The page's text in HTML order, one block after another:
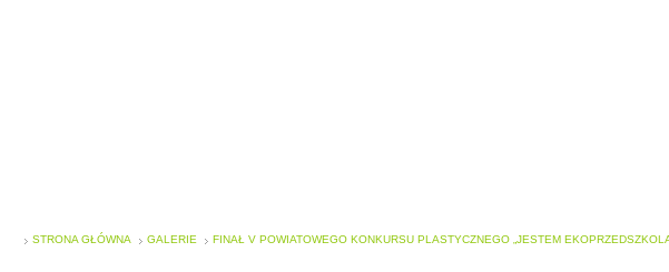
STRONA GŁÓWNA GALERIE FINAŁ V POWIATOWEGO KONKURSU PLASTYCZNEGO „JESTEM